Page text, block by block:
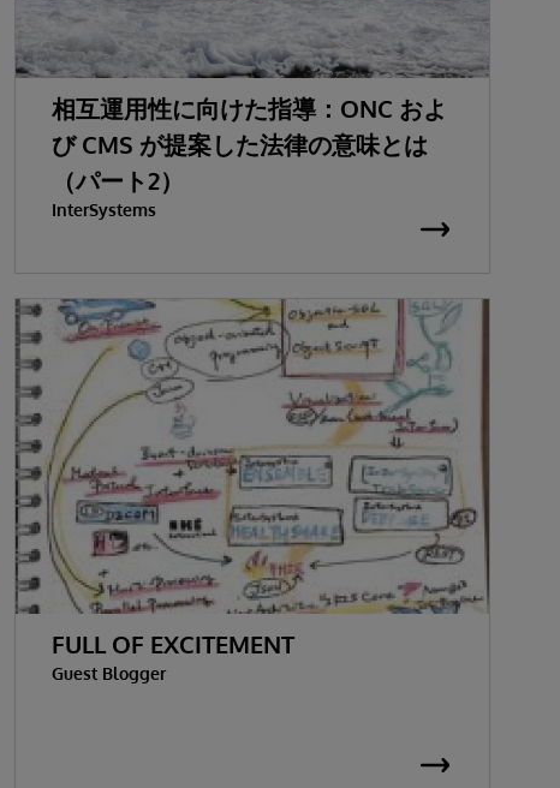
相互運用性に向けた指導：ONC およ
び CMS が提案した法律の意味とは
（パート2）
InterSystems
FULL OF EXCITEMENT
Guest Blogger